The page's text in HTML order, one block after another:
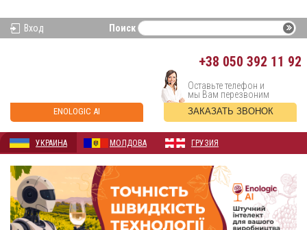
Вход Поиск
+38 050 392 11 92
ENOLOGIC AI
Оставьте телефон и
мы Вам перезвоним
ЗАКАЗАТЬ ЗВОНОК
УКРАИНА МОЛДОВА ГРУЗИЯ